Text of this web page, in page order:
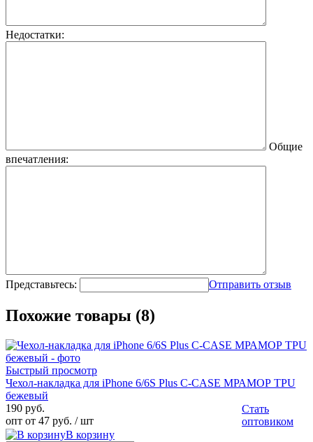
Недостатки:
Общие
впечатления:
Представьтесь: Отправить отзыв
Похожие товары (8)
Быстрый просмотр
Чехол-накладка для iPhone 6/6S Plus C-CASE МРАМОР TPU
бежевый
190 руб.
опт от 47 руб. / шт
Стать
оптовиком
В корзину